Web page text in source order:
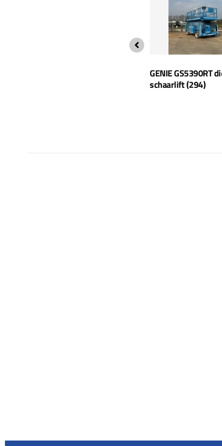
GENIE GS5390RT
schaarlift (294)